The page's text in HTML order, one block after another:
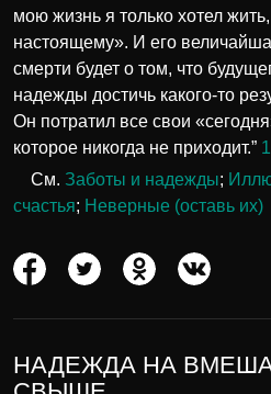
мою жизнь я только хотел
настоящему». И его
смерти будет о том, что
надежды достичь какого-то
Он потратил все свои
которое никогда не приходит.”
См. Заботы и надежды;
счастья; Неверные (оставь их)
НАДЕЖДА НА